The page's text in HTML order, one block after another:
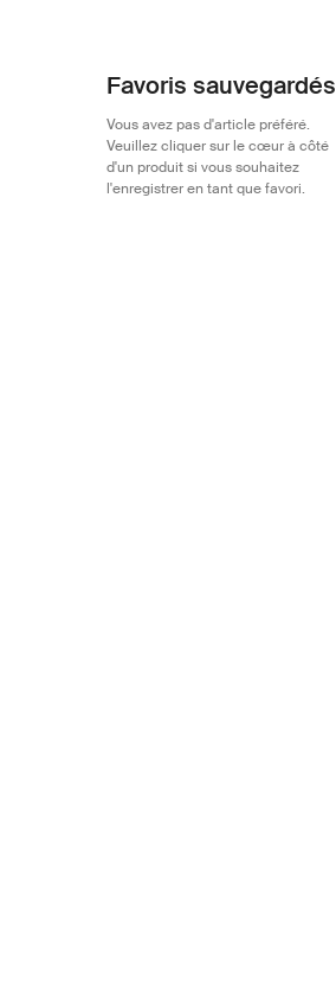
Favoris sauvegardés
Vous avez pas d'article préféré.
Veuillez cliquer sur le cœur à côté
d'un produit si vous souhaitez
l'enregistrer en tant que favori.